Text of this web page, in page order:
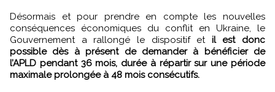
Désormais et pour prendre en compte les nouvelles
conséquences économiques du conflit en Ukraine, le
Gouvernement a rallongé le dispositif et il est donc
possible dès à présent de demander à bénéficier de
l’APLD pendant 36 mois, durée à répartir sur une période
maximale prolongée à 48 mois consécutifs.